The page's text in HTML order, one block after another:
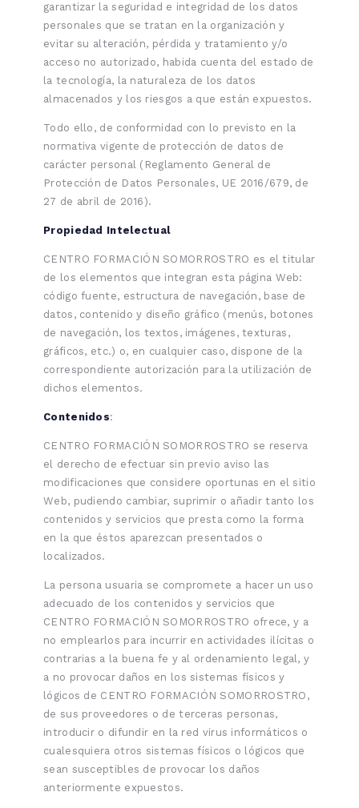
garantizar la seguridad e integridad de los datos
personales que se tratan en la organización y
evitar su alteración, pérdida y tratamiento y/o
acceso no autorizado, habida cuenta del estado de
la tecnología, la naturaleza de los datos
almacenados y los riesgos a que están expuestos.
Todo ello, de conformidad con lo previsto en la
normativa vigente de protección de datos de
carácter personal (Reglamento General de
Protección de Datos Personales, UE 2016/679, de
27 de abril de 2016).
Propiedad Intelectual
CENTRO FORMACIÓN SOMORROSTRO es el titular
de los elementos que integran esta página Web:
código fuente, estructura de navegación, base de
datos, contenido y diseño gráfico (menús, botones
de navegación, los textos, imágenes, texturas,
gráficos, etc.) o, en cualquier caso, dispone de la
correspondiente autorización para la utilización de
dichos elementos.
Contenidos:
CENTRO FORMACIÓN SOMORROSTRO se reserva
el derecho de efectuar sin previo aviso las
modificaciones que considere oportunas en el sitio
Web, pudiendo cambiar, suprimir o añadir tanto los
contenidos y servicios que presta como la forma
en la que éstos aparezcan presentados o
localizados.
La persona usuaria se compromete a hacer un uso
adecuado de los contenidos y servicios que
CENTRO FORMACIÓN SOMORROSTRO ofrece, y a
no emplearlos para incurrir en actividades ilícitas o
contrarias a la buena fe y al ordenamiento legal, y
a no provocar daños en los sistemas físicos y
lógicos de CENTRO FORMACIÓN SOMORROSTRO,
de sus proveedores o de terceras personas,
introducir o difundir en la red virus informáticos o
cualesquiera otros sistemas físicos o lógicos que
sean susceptibles de provocar los daños
anteriormente expuestos.